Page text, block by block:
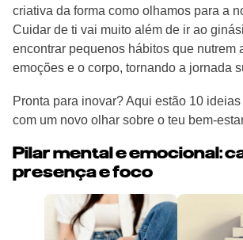
criativa da forma como olhamos para a
Cuidar de ti vai muito além de ir ao
encontrar pequenos hábitos que nutrem
emoções e o corpo, tornando a jornada
Pronta para inovar? Aqui estão 10
com um novo olhar sobre o teu bem-
Pilar mental e emocional:
presença e foco